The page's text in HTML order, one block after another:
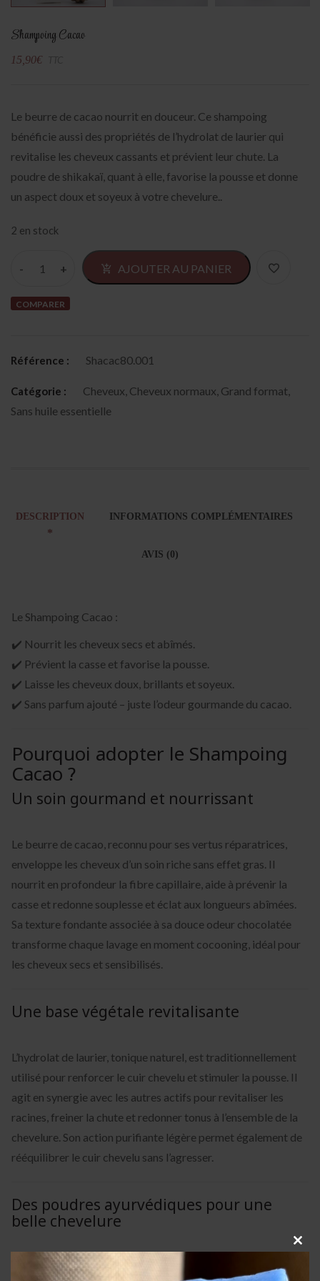
Shampoing Cacao
15,90€
Le beurre de cacao nourrit en douceur. Ce shampoing
bénéficie aussi des propriétés de l’hydrolat de laurier qui
revitalise les cheveux cassants et prévient leur chute. La
poudre de shikakaï, quant à elle, favorise la pousse et donne
un aspect doux et soyeux à votre chevelure..
2 en stock
AJOUTER AU PANIER
COMPARER
Référence : Shacac80.001
Catégorie : Cheveux Cheveux normaux Grand format
Sans huile essentielle
DESCRIPTION INFORMATIONS COMPLÉMENTAIRES
AVIS (0)
Le Shampoing Cacao :
✔️ Nourrit les cheveux secs et abîmés.
✔️ Prévient la casse et favorise la pousse.
✔️ Laisse les cheveux doux, brillants et soyeux.
✔️ Sans parfum ajouté – juste l’odeur gourmande du cacao.
Pourquoi adopter le Shampoing
Cacao ?
Un soin gourmand et nourrissant
Le beurre de cacao, reconnu pour ses vertus réparatrices,
enveloppe les cheveux d’un soin riche sans effet gras. Il
nourrit en profondeur la fibre capillaire, aide à prévenir la
casse et redonne souplesse et éclat aux longueurs abîmées.
Sa texture fondante associée à sa douce odeur chocolatée
transforme chaque lavage en moment cocooning, idéal pour
les cheveux secs et sensibilisés.
Une base végétale revitalisante
L’hydrolat de laurier, tonique naturel, est traditionnellement
utilisé pour renforcer le cuir chevelu et stimuler la pousse. Il
agit en synergie avec les autres actifs pour revitaliser les
racines, freiner la chute et redonner tonus à l’ensemble de la
chevelure. Son action purifiante légère permet également de
rééquilibrer le cuir chevelu sans l’agresser.
Des poudres ayurvédiques pour une
belle chevelure
La poudre de shikakaï, issue de la tradition ayurvédique